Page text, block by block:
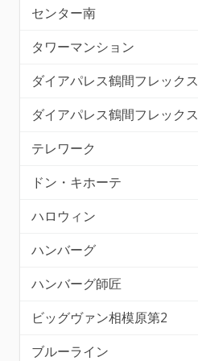
センター南
タワーマンション
ダイアパレス鶴間フレックス
ダイアパレス鶴間フレックス
テレワーク
ドン・キホーテ
ハロウィン
ハンバーグ
ハンバーグ師匠
ビッグヴァン相模原第2
ブルーライン